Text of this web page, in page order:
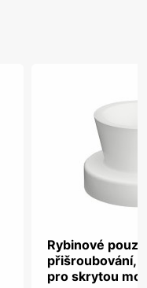
Rybinové
přišroubování,
pro skrytou